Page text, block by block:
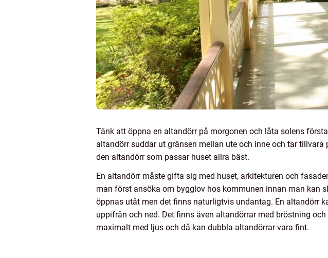
Tänk att öppna en altandörr på morgonen och låta solens
altandörr suddar ut gränsen mellan ute och inne och tar
den altandörr som passar huset allra bäst.
En altandörr måste gifta sig med huset, arkitekturen och
man först ansöka om bygglov hos kommunen innan man kan
öppnas utåt men det finns naturligtvis undantag. En altandörr
uppifrån och ned. Det finns även altandörrar med bröstning
maximalt med ljus och då kan dubbla altandörrar vara fint.